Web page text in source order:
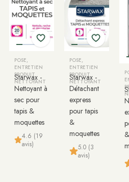
POSE,
ENTRETIEN
PRODUIT
NETTOYANT
Starwax -
Nettoyant à
sec pour
tapis &
moquettes
4.6 (19
avis)
POSE,
ENTRETIEN
PRODUIT
NETTOYANT
Starwax -
Détachant
express
pour tapis
&
moquettes
5.0 (3
avis)
&